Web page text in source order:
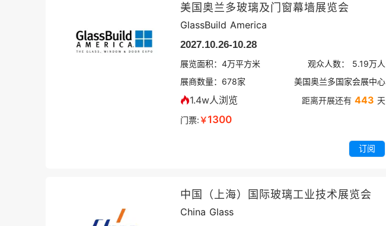
美国奥兰多玻璃及门窗幕墙展览会
GlassBuild America
2027.10.26-10.28
展览面积： 4万平方米 观众人数： 5.19万人
展商数量： 678家 美国奥兰多国家会展中心
1.4w人浏览 距离开展还有 443 天
门票:￥1300
订阅
中国（上海）国际玻璃工业技术展览会
China Glass